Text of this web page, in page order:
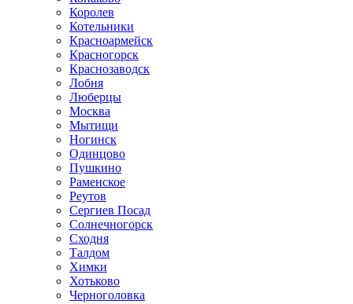
Королев
Котельники
Красноармейск
Красногорск
Краснозаводск
Лобня
Люберцы
Москва
Мытищи
Ногинск
Одинцово
Пушкино
Раменское
Реутов
Сергиев Посад
Солнечногорск
Сходня
Талдом
Химки
Хотьково
Черноголовка